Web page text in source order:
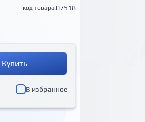
код товара:07518
Купить
В избранное